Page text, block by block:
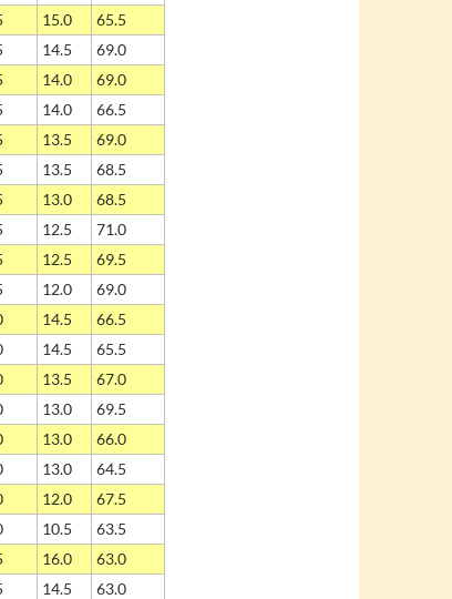
15.0
65.5
14.5
69.0
14.0
69.0
14.0
66.5
13.5
69.0
13.5
68.5
13.0
68.5
12.5
71.0
12.5
69.5
12.0
69.0
14.5
66.5
14.5
65.5
13.5
67.0
13.0
69.5
13.0
66.0
13.0
64.5
12.0
67.5
10.5
63.5
16.0
63.0
14.5
63.0